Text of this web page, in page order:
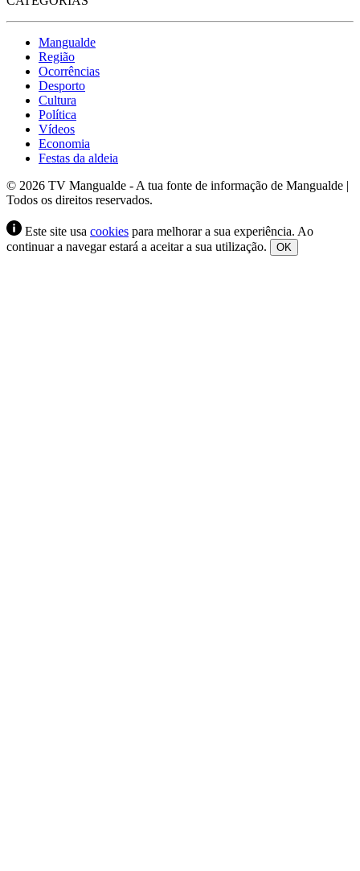
Mangualde
Região
Ocorrências
Desporto
Cultura
Política
Vídeos
Economia
Festas da aldeia
© 2026 TV Mangualde - A tua fonte de informação de Mangualde |
Todos os direitos reservados.
Este site usa cookies para melhorar a sua experiência. Ao
continuar a navegar estará a aceitar a sua utilização.
OK